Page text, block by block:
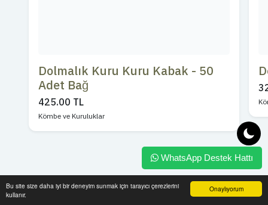
Onaylıyorum
Bu site size daha iyi bir deneyim sunmak için tarayıcı çerezlerini
kullanır.
Dolmalık Kuru Kuru Kabak - 50
Adet Bağ
425.00 TL
Kömbe ve Kuruluklar
WhatsApp Destek Hattı